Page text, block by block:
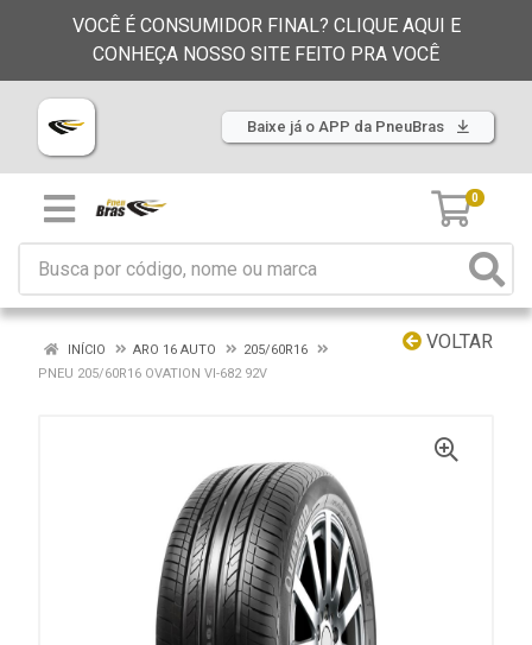
VOCÊ É CONSUMIDOR FINAL? CLIQUE AQUI E
CONHEÇA NOSSO SITE FEITO PRA VOCÊ
Baixe já o APP da PneuBras
0
VOLTAR
INÍCIO ARO 16 AUTO
205/60R16
PNEU 205/60R16 OVATION VI-682 92V